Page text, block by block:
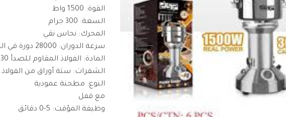
القوة: 1500 واط
السعة: 300 جرام
المحرك: نحاس نقي
سرعة الدوران: 28000 دورة في الدقيقة
المادة: الفولاذ المقاوم للصدأ 430
الشفرات: ستة أوراق من الفولاذ
النوع: مطحنة عمودية
مع قفل
وظيفة المؤقت: 5-0 دقائق